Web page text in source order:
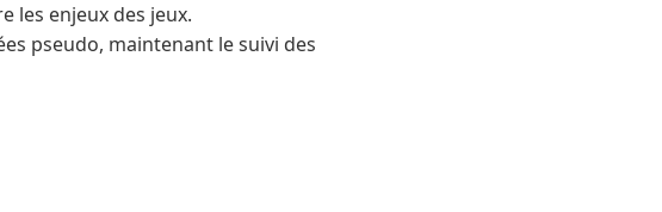
les enjeux des jeux.
pseudo, maintenant le suivi des